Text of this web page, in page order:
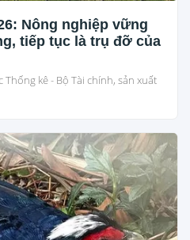
Nông nghiệp vững
tiếp tục là trụ đỡ của
Thống kê - Bộ Tài chính, sản xuất